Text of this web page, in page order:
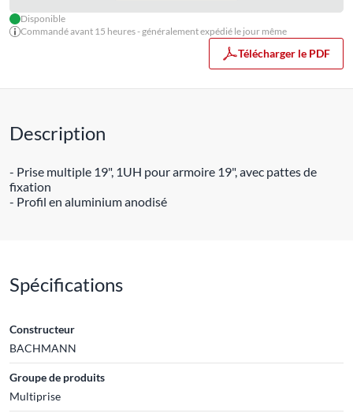
Disponible
Commandé avant 15 heures - généralement expédié le jour même
Télécharger le PDF
Description
- Prise multiple 19", 1UH pour armoire 19", avec pattes de
fixation
- Profil en aluminium anodisé
Spécifications
Constructeur
BACHMANN
Groupe de produits
Multiprise